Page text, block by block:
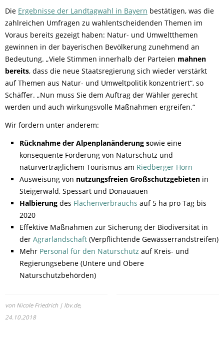
Die Ergebnisse der Landtagwahl in Bayern bestätigen, was die
zahlreichen Umfragen zu wahlentscheidenden Themen im
Voraus bereits gezeigt haben: Natur- und Umweltthemen
gewinnen in der bayerischen Bevölkerung zunehmend an
Bedeutung. „Viele Stimmen innerhalb der Parteien mahnen
bereits, dass die neue Staatsregierung sich wieder verstärkt
auf Themen aus Natur- und Umweltpolitik konzentriert“, so
Schäffer. „Nun muss Sie dem Auftrag der Wähler gerecht
werden und auch wirkungsvolle Maßnahmen ergreifen.“
Wir fordern unter anderem:
Rücknahme der Alpenplanänderung sowie eine
konsequente Förderung von Naturschutz und
naturverträglichem Tourismus am Riedberger Horn
Ausweisung von nutzungsfreien Großschutzgebietenin
Steigerwald, Spessart und Donauauen
Halbierungdes Flächenverbrauchs auf 5 ha pro Tag bis
2020
Effektive Maßnahmen zur Sicherung der Biodiversität in
der Agrarlandschaft(Verpflichtende Gewässerrandstreifen)
Mehr Personal für den Naturschutz auf Kreis- und
Regierungsebene (Untere und Obere
Naturschutzbehörden)
von Nicole Friedrich | lbv.de,
24.10.2018